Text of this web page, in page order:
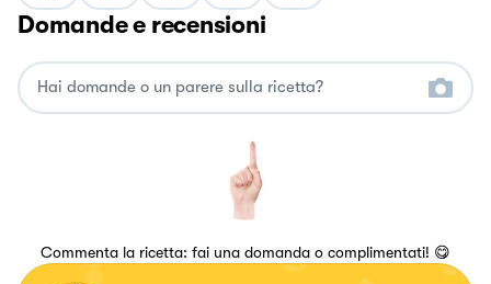
Domande e recensioni
Commenta la ricetta: fai una domanda o complimentati! 😋